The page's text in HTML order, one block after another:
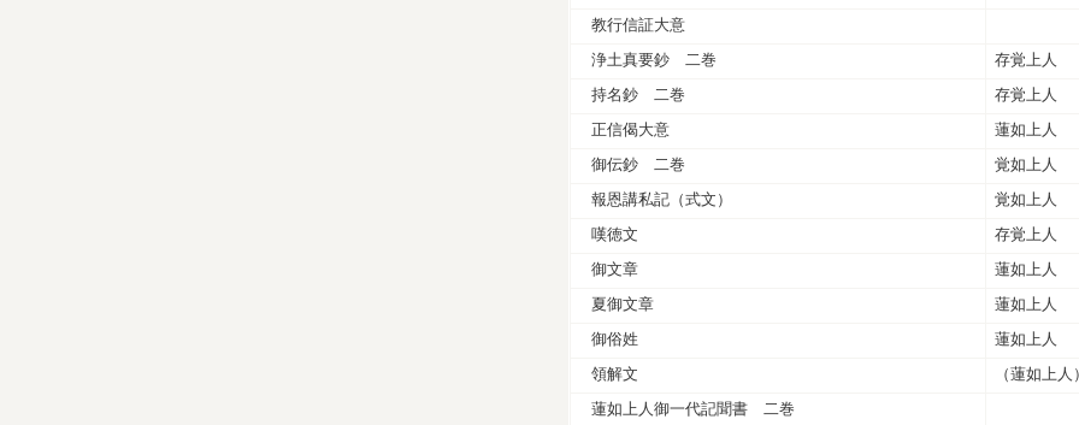
教行信証大意
浄土真要鈔 二巻 存覚上人
持名鈔 二巻 存覚上人
正信偈大意 蓮如上人
御伝鈔 二巻 覚如上人
報恩講私記（式文） 覚如上人
嘆徳文 存覚上人
御文章 蓮如上人
夏御文章 蓮如上人
御俗姓 蓮如上人
領解文 （蓮如上人
蓮如上人御一代記聞書 二巻